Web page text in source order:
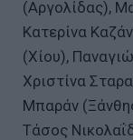
(Αργολίδας),
Κατερίνα
(Χίου),
Χριστίνα
Μπαράν
Τάσος